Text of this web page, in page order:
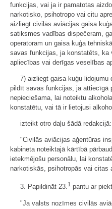
funkcijas, vai ja ir pamatotas
narkotisko, psihotropo vai citu
aizliegt civilās aviācijas gaisa
satiksmes vadības dispečeram,
operatoram un gaisa kuģa
savas funkcijas, ja konstatēts, ka
apliecības vai derīgas veselības
7) aizliegt gaisa kuģu lidojumu
pildīt savas funkcijas, ja attiecīgā
nepieciešama, lai noteiktu
konstatētu, vai tā ir lietojusi
izteikt otro daļu šādā redakcijā:
"Civilās aviācijas aģentūras
kabineta noteiktajā kārtībā
ietekmējošu personālu, lai
narkotiskās, psihotropās vai citas
3. Papildināt 23.1 pantu ar
"Ja valsts nozīmes civilās